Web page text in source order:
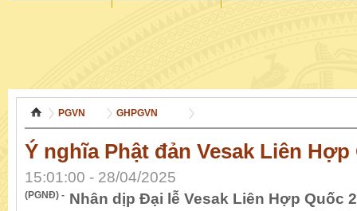
PGVN GHPGVN
Ý nghĩa Phật đản Vesak Liên Hợp
15:01:00 - 28/04/2025
(PGNĐ) - Nhân dịp Đại lễ Vesak Liên Hợp Quốc